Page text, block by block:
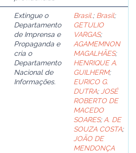
Extingue o
Departamento
de Imprensa e
Propaganda e
cria o
Departamento
Nacional de
Informações.
Brasil.; Brasil;
GETULIO
VARGAS;
AGAMEMNON
MAGALHÃES;
HENRIQUE A.
GUILHERM;
EURICO G.
DUTRA; JOSÉ
ROBERTO DE
MACEDO
SOARES; A. DE
SOUZA COSTA;
JOÃO DE
MENDONÇA